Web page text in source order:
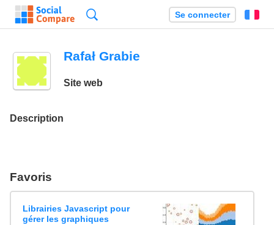
Se connecter
Rafał Grabie
Site web
Description
Favoris
Librairies Javascript pour
gérer les graphiques